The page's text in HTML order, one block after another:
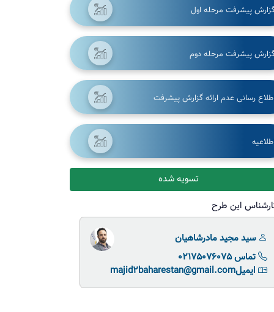
پیشرفت مرحله اول
پیشرفت مرحله دوم
اطلاع رسانی عدم ارائه گزارش پیشرفت
اطلاعیه
تسویه شده
این طرح
سید مجید مادرشاهیان
تماس 02175076075
ایمیلmajid2baharestan@gmail.com